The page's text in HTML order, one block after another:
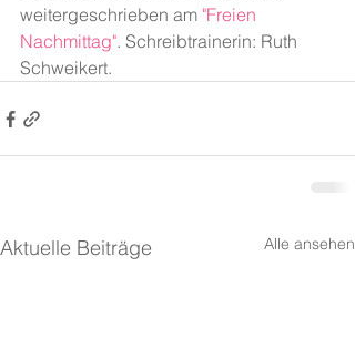
weitergeschrieben am "Freien
Nachmittag". Schreibtrainerin: Ruth
Schweikert.
Aktuelle Beiträge Alle ansehen